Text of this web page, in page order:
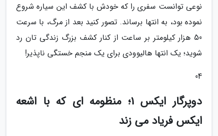
نوعی توانست سفری را که خودش با کشف این سیاره شروع
نموده بود، به انتها برساند. تصور کنید بعد از مرگ، با سرعت
50 هزار کیلومتر بر ساعت از کنار کشف بزرگ زندگی تان رد
شوید؛ یک انتها هالیوودی برای یک منجم خستگی ناپذیر!
04
دوپرگار ایکس 1؛ منظومه ای که با اشعه
ایکس فریاد می زند